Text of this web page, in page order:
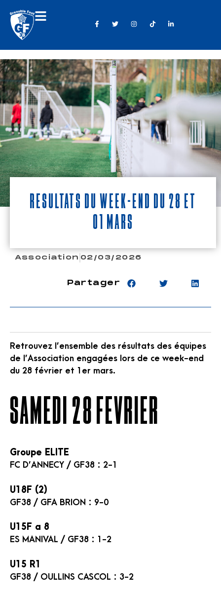
Résultats du week-end du 28 et
01 mars
Association 02/03/2026
Partager
Retrouvez l’ensemble des résultats des équipes
de l’Association engagées lors de ce week-end
du 28 février et 1er mars.
SAMEDI 28 FEVRIER
Groupe ELITE
FC D’ANNECY / GF38 : 2-1
U18F (2)
GF38 / GFA BRION : 9-0
U15F a 8
ES MANIVAL / GF38 : 1-2
U15 R1
GF38 / OULLINS CASCOL : 3-2